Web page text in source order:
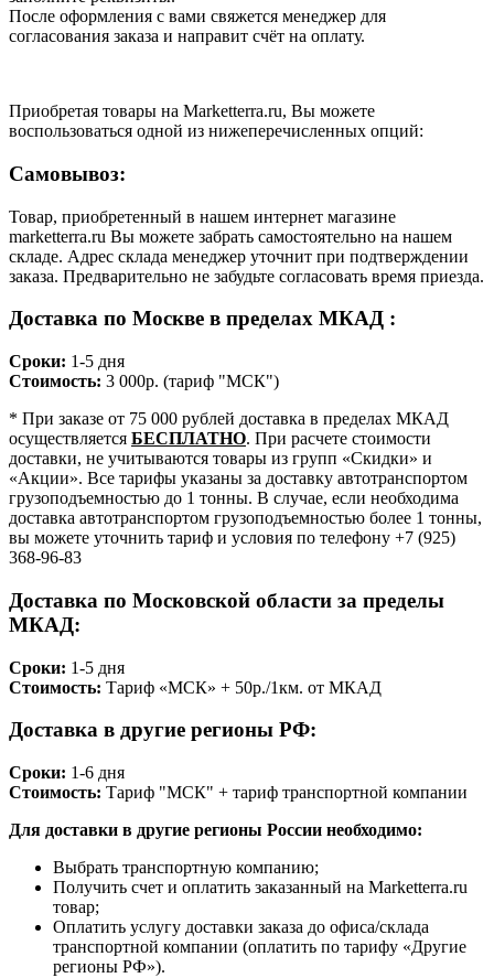
После оформления с вами свяжется менеджер для
согласования заказа и направит счёт на оплату.
Приобретая товары на Marketterra.ru, Вы можете
воспользоваться одной из нижеперечисленных опций:
Самовывоз:
Товар, приобретенный в нашем интернет магазине
marketterra.ru Вы можете забрать самостоятельно на нашем
складе. Адрес склада менеджер уточнит при подтверждении
заказа. Предварительно не забудьте согласовать время приезда.
Доставка по Москве в пределах МКАД :
Сроки: 1-5 дня
Стоимость: 3 000р. (тариф "МСК")
* При заказе от 75 000 рублей доставка в пределах МКАД
осуществляется БЕСПЛАТНО. При расчете стоимости
доставки, не учитываются товары из групп «Скидки» и
«Акции». Все тарифы указаны за доставку автотранспортом
грузоподъемностью до 1 тонны. В случае, если необходима
доставка автотранспортом грузоподъемностью более 1 тонны,
вы можете уточнить тариф и условия по телефону +7 (925)
368-96-83
Доставка по Московской области за пределы
МКАД:
Сроки: 1-5 дня
Стоимость: Тариф «МСК» + 50р./1км. от МКАД
Доставка в другие регионы РФ:
Сроки: 1-6 дня
Стоимость: Тариф "МСК" + тариф транспортной компании
Для доставки в другие регионы России необходимо:
Выбрать транспортную компанию;
Получить счет и оплатить заказанный на Marketterra.ru
товар;
Оплатить услугу доставки заказа до офиса/склада
транспортной компании (оплатить по тарифу «Другие
регионы РФ»).